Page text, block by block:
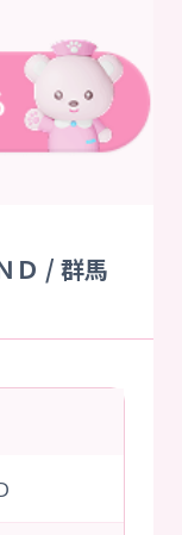
Ｄ / 群馬